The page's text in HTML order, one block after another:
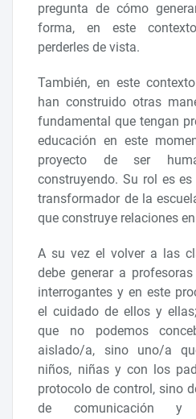
pregunta de cómo
forma, en este
perderles de vista.
También, en este
han construido otras
fundamental que tengan
educación en este
proyecto de ser
construyendo. Su rol es
transformador de la
que construye relaciones
A su vez el volver a las
debe generar a
interrogantes y en este
el cuidado de ellos y
que no podemos
aislado/a, sino uno/a
niños, niñas y con los
protocolo de control, sino
de comunicación y